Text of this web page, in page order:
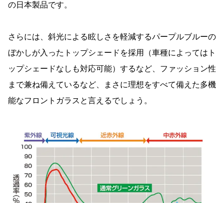
の日本製品です。
さらには、斜光による眩しさを軽減するパープルブルーの
ぼかしが入ったトップシェードを採用（車種によってはト
ップシェードなしも対応可能）するなど、ファッション性
まで兼ね備えているなど、まさに理想をすべて備えた多機
能なフロントガラスと言えるでしょう。